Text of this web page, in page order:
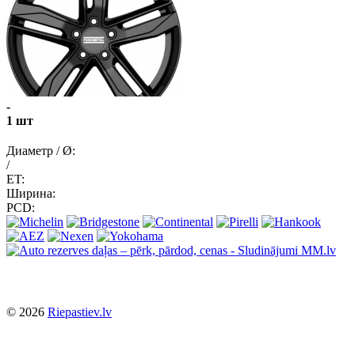
-
1 шт
Диаметр / Ø:
/
ET:
Ширина:
PCD:
© 2026 Riepastiev.lv